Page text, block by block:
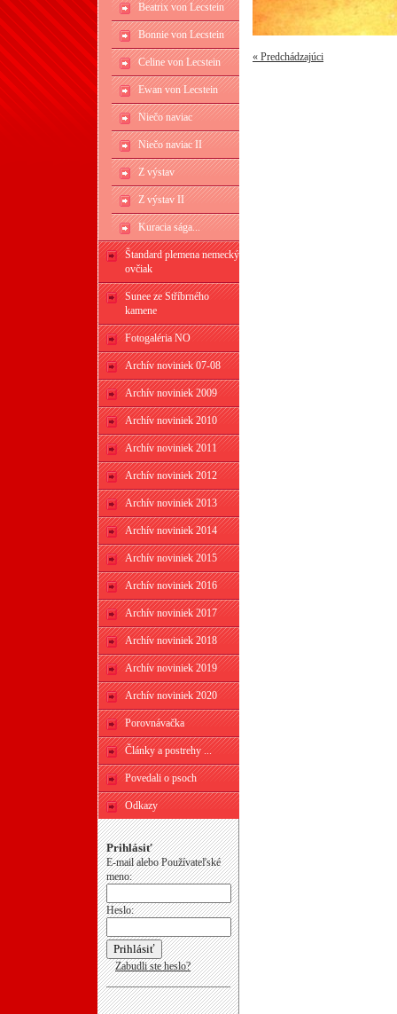
Beatrix von Lecstein
Bonnie von Lecstein
Celine von Lecstein
Ewan von Lecstein
Niečo naviac
Niečo naviac II
Z výstav
Z výstav II
Kuracia sága...
Štandard plemena nemecký
ovčiak
Sunee ze Stříbrného
kamene
Fotogaléria NO
Archív noviniek 07-08
Archív noviniek 2009
Archív noviniek 2010
Archív noviniek 2011
Archív noviniek 2012
Archív noviniek 2013
Archív noviniek 2014
Archív noviniek 2015
Archív noviniek 2016
Archív noviniek 2017
Archív noviniek 2018
Archív noviniek 2019
Archív noviniek 2020
Porovnávačka
Články a postrehy ...
Povedali o psoch
Odkazy
Prihlásiť
E-mail alebo Používateľské
meno:
Heslo:
Zabudli ste heslo?
« Predchádzajúci